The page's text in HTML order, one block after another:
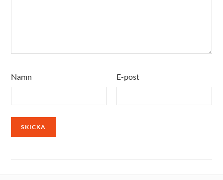
Namn E-post